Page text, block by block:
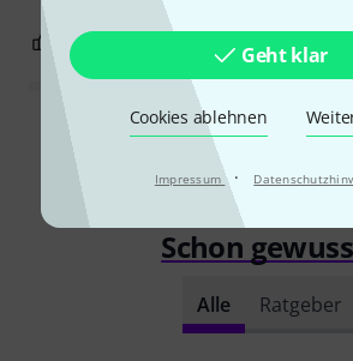
Geht klar
Cookies ablehnen
Impressum ·
Alle Bewertungen
Schon
Alle Ratgeber